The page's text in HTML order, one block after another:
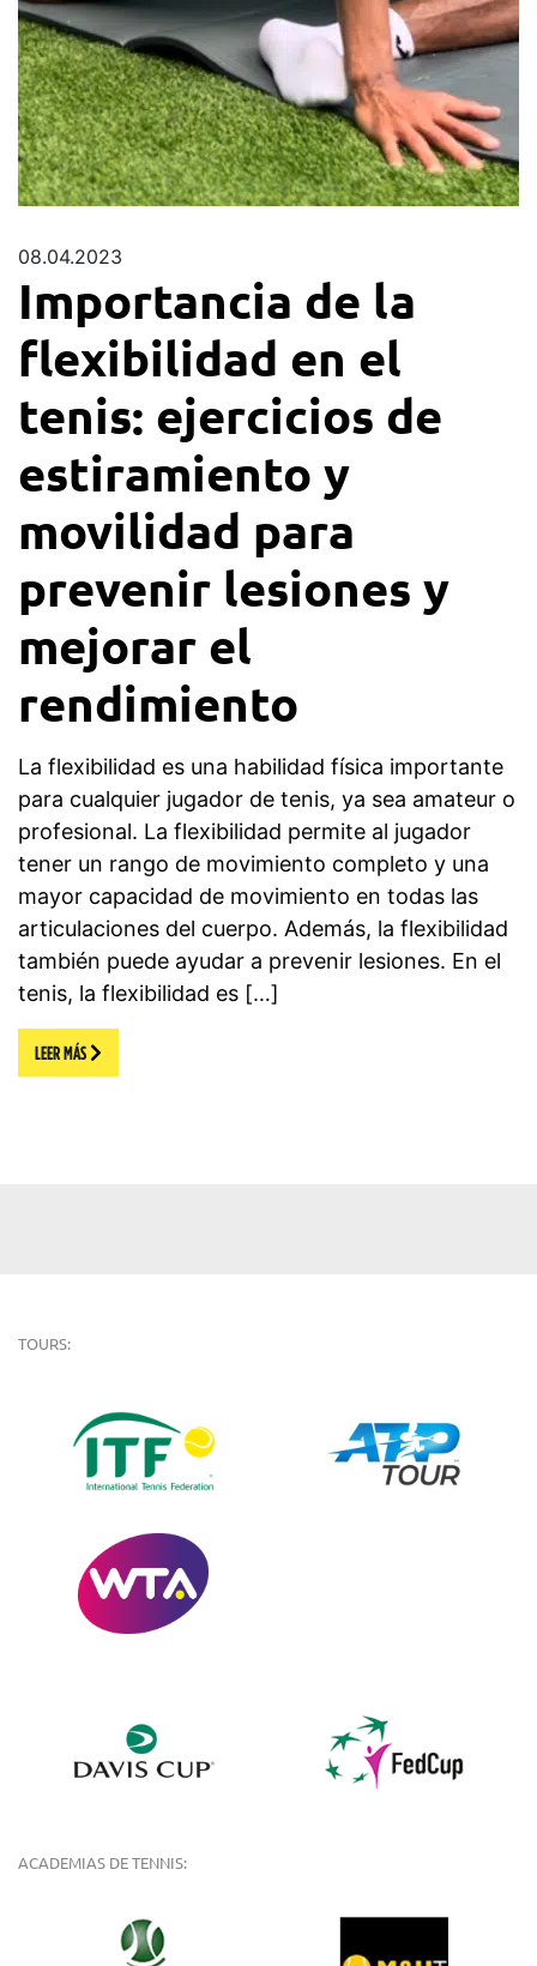
08.04.2023
Importancia de la
flexibilidad en el
tenis: ejercicios de
estiramiento y
movilidad para
prevenir lesiones y
mejorar el
rendimiento
La flexibilidad es una habilidad física importante
para cualquier jugador de tenis, ya sea amateur o
profesional. La flexibilidad permite al jugador
tener un rango de movimiento completo y una
mayor capacidad de movimiento en todas las
articulaciones del cuerpo. Además, la flexibilidad
también puede ayudar a prevenir lesiones. En el
tenis, la flexibilidad es […]
LEER MÁS
TOURS:
ACADEMIAS DE TENNIS: